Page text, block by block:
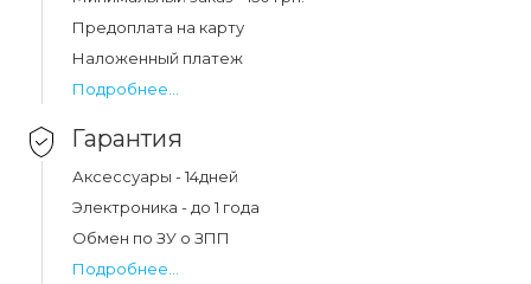
Предоплата на карту
Наложенный платеж
Подробнее...
Гарантия
Аксессуары - 14дней
Электроника - до 1 года
Обмен по ЗУ о ЗПП
Подробнее...